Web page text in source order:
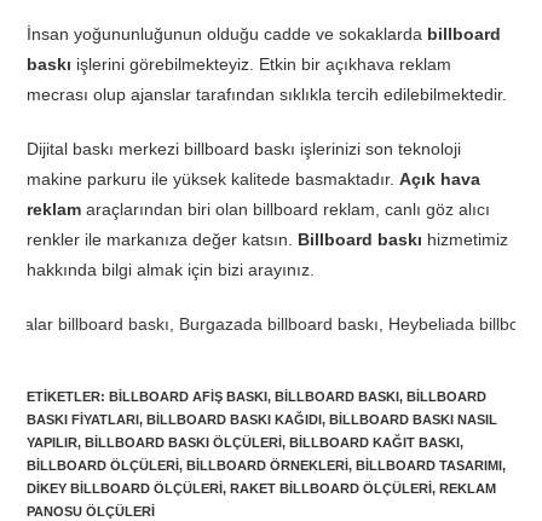
İnsan yoğununluğunun olduğu cadde ve sokaklarda billboard
baskı işlerini görebilmekteyiz. Etkin bir açıkhava reklam
mecrası olup ajanslar tarafından sıklıkla tercih edilebilmektedir.
Dijital baskı merkezi billboard baskı işlerinizi son teknoloji
makine parkuru ile yüksek kalitede basmaktadır.Açık hava
reklam araçlarından biri olan billboard reklam, canlı göz alıcı
renkler ile markanıza değer katsın. Billboard baskı hizmetimiz
hakkında bilgi almak için bizi arayınız.
baskı, Adalar
ETIKETLER:BILLBOARD AFIŞ BASKI, BILLBOARD BASKI, BILLBOARD
BASKI FIYATLARI, BILLBOARD BASKI KAĞIDI, BILLBOARD BASKI NASIL
YAPILIR, BILLBOARD BASKI ÖLÇÜLERI, BILLBOARD KAĞIT BASKI,
BILLBOARD ÖLÇÜLERI, BILLBOARD ÖRNEKLERI, BILLBOARD TASARIMI,
DIKEY BILLBOARD ÖLÇÜLERI, RAKET BILLBOARD ÖLÇÜLERI, REKLAM
PANOSU ÖLÇÜLERI